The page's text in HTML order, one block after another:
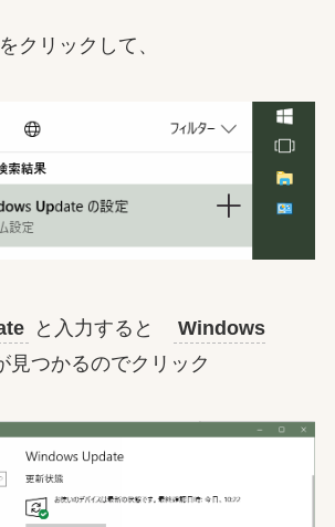
クリックして、
と入力すると
Windows
見つかるのでクリック